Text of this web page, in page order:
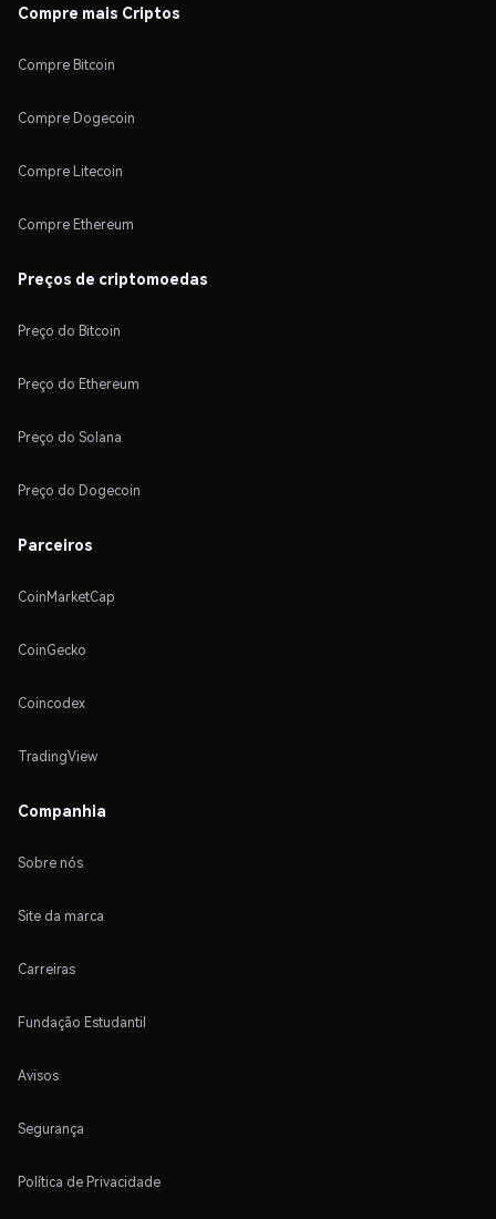
Compre mais Criptos
Compre Bitcoin
Compre Dogecoin
Compre Litecoin
Compre Ethereum
Preços de criptomoedas
Preço do Bitcoin
Preço do Ethereum
Preço do Solana
Preço do Dogecoin
Parceiros
CoinMarketCap
CoinGecko
Coincodex
TradingView
Companhia
Sobre nós
Site da marca
Carreiras
Fundação Estudantil
Avisos
Segurança
Política de Privacidade